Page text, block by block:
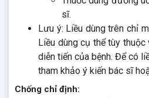
sĩ.
Lưu ý: Liều dùng trên chỉ
Liều dùng cụ thể tùy
diễn tiến của bệnh. Để có
tham khảo ý kiến bác sĩ
Chống chỉ định: